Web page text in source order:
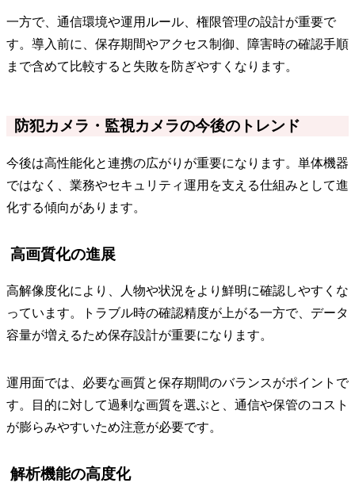
一方で、通信環境や運用ルール、権限管理の設計が重要で
す。導入前に、保存期間やアクセス制御、障害時の確認手順
まで含めて比較すると失敗を防ぎやすくなります。
防犯カメラ・監視カメラの今後のトレンド
今後は高性能化と連携の広がりが重要になります。単体機器
ではなく、業務やセキュリティ運用を支える仕組みとして進
化する傾向があります。
高画質化の進展
高解像度化により、人物や状況をより鮮明に確認しやすくな
っています。トラブル時の確認精度が上がる一方で、データ
容量が増えるため保存設計が重要になります。
運用面では、必要な画質と保存期間のバランスがポイントで
す。目的に対して過剰な画質を選ぶと、通信や保管のコスト
が膨らみやすいため注意が必要です。
解析機能の高度化